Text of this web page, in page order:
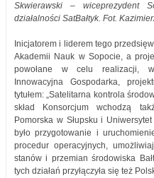
Skwierawski –
działalności SatBałtyk. Fot.
Inicjatorem i liderem tego
Akademii Nauk w Sopocie, a
powołane w celu realizacji,
Innowacyjna Gospodarka,
tytułem: „Satelitarna kontrola
skład Konsorcjum wchodzą
Pomorska w Słupsku i
było przygotowanie i
procedur operacyjnych,
stanów i przemian środowiska
tych działań przyłączyła się też